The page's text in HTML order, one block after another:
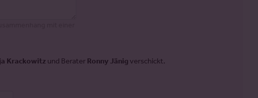
Krackowitz und Berater Ronny Jänig verschickt.